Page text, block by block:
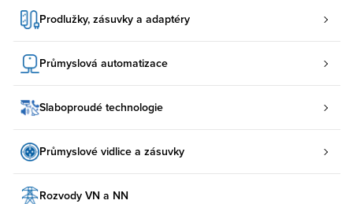
Prodlužky, zásuvky a adaptéry
Průmyslová automatizace
Slaboproudé technologie
Průmyslové vidlice a zásuvky
Rozvody VN a NN